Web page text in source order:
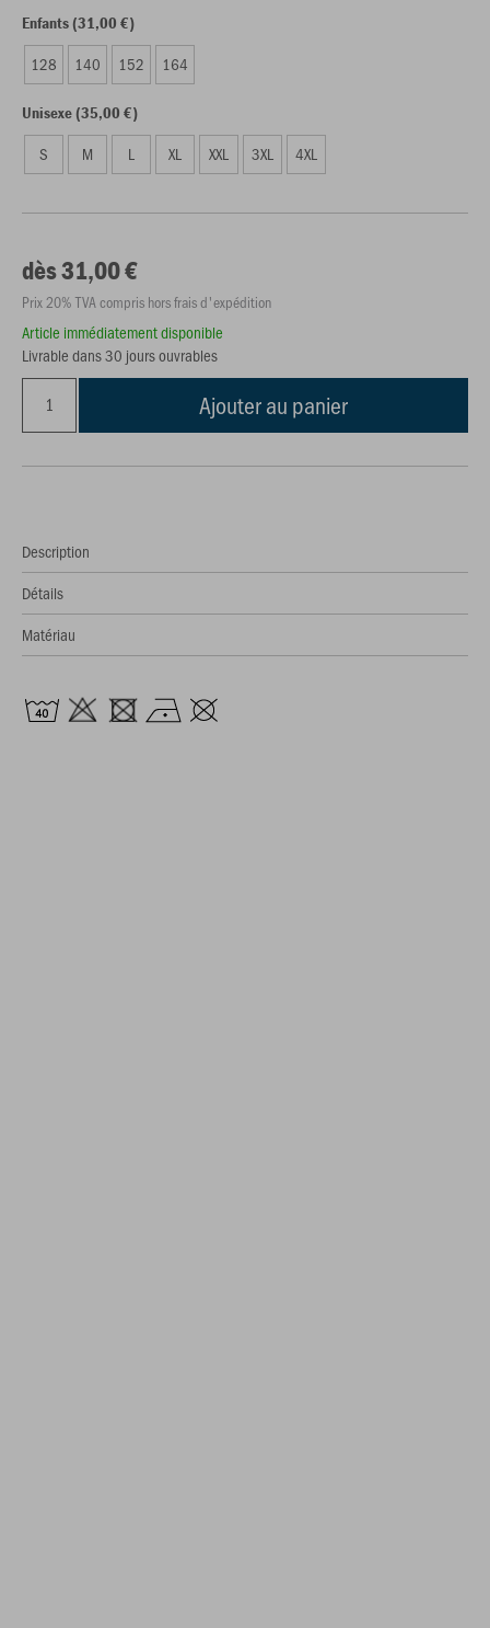
Enfants (31,00 €)
128 140 152 164
Unisexe (35,00 €)
S M L XL XXL 3XL 4XL
dès 31,00 €
Prix 20% TVA compris hors frais d'expédition
Article immédiatement disponible
Livrable dans 30 jours ouvrables
Ajouter au panier
Description
Détails
Matériau